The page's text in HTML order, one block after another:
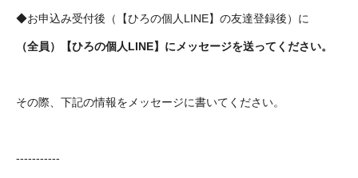
◆お申込み受付後（【ひろの個人LINE】の友達登録後）に
（全員）【ひろの個人LINE】にメッセージを送ってください。
その際、下記の情報をメッセージに書いてください。
-----------